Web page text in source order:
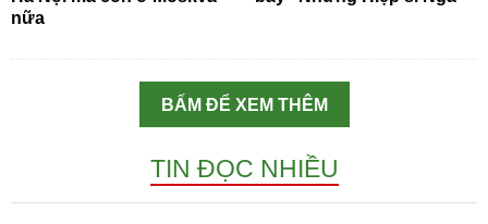
nữa
BẤM ĐỂ XEM THÊM
TIN ĐỌC NHIỀU